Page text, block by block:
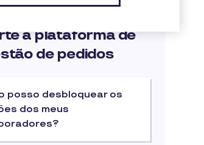
a plataforma de
de pedidos
posso desbloquear os
dos meus